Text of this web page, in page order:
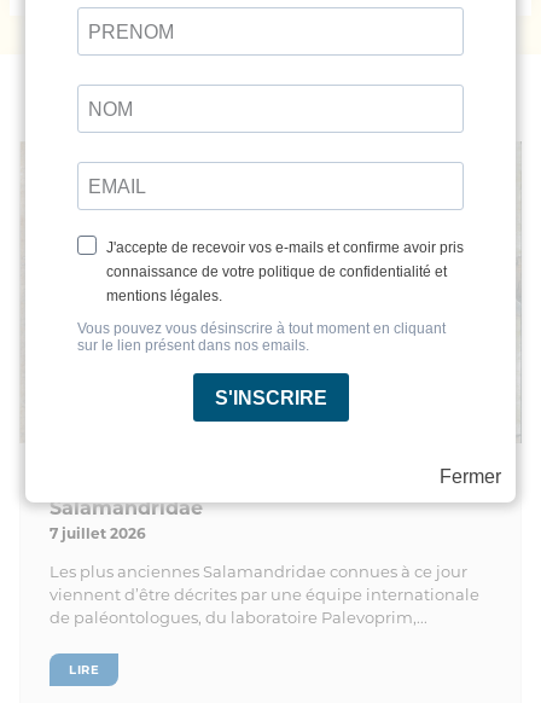
Ces articles pourraient vous intéresser
Découverte des plus anciens fossiles de
Salamandridae
7 juillet 2026
Les plus anciennes Salamandridae connues à ce jour
viennent d’être décrites par une équipe internationale
de paléontologues, du laboratoire Palevoprim,...
LIRE
Fermer